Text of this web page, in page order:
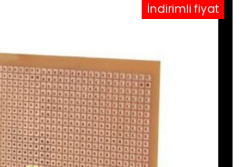
İndirimli fiyat